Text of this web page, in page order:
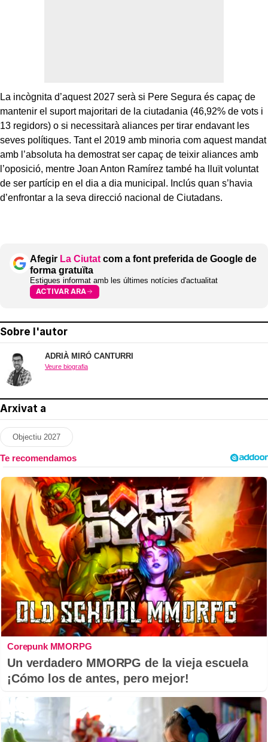
La incògnita d’aquest 2027 serà si Pere Segura és capaç de
mantenir el suport majoritari de la ciutadania (46,92% de vots i
13 regidors) o si necessitarà aliances per tirar endavant les
seves polítiques. Tant el 2019 amb minoria com aquest mandat
amb l’absoluta ha demostrat ser capaç de teixir aliances amb
l’oposició, mentre Joan Anton Ramírez també ha lluït voluntat
de ser partícip en el dia a dia municipal. Inclús quan s’havia
d’enfrontar a la seva direcció nacional de Ciutadans.
Afegir La Ciutat com a font preferida de Google de
forma gratuïta
Estigues informat amb les últimes notícies d'actualitat
ACTIVAR ARA
Sobre l'autor
ADRIÀ MIRÓ CANTURRI
Veure biografia
Arxivat a
Objectiu 2027
Corepunk MMORPG
Un verdadero MMORPG de la vieja escuela
¡Cómo los de antes, pero mejor!